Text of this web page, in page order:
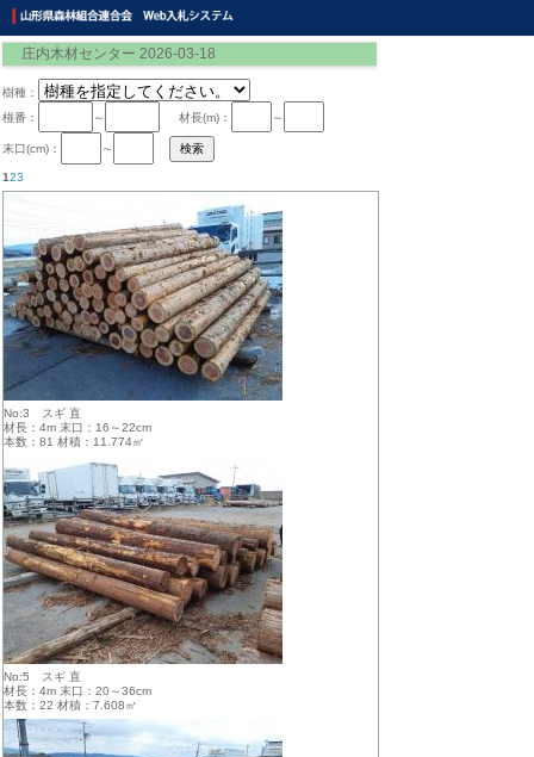
庄内木材センター 2026-03-18
樹種：
椪番：
～ 材長(m)： ～
末口(cm)： ～
123
No:3 スギ 直
材長：4m 末口：16～22cm
本数：81 材積：11.774㎥
No:5 スギ 直
材長：4m 末口：20～36cm
本数：22 材積：7.608㎥